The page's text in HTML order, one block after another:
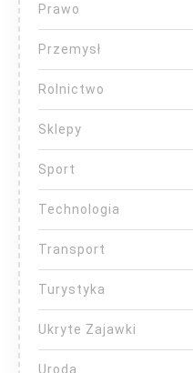
Prawo
Przemysł
Rolnictwo
Sklepy
Sport
Technologia
Transport
Turystyka
Ukryte Zajawki
Uroda